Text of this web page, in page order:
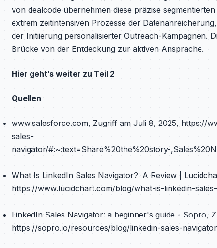
von dealcode übernehmen diese präzise
extrem zeitintensiven Prozesse der
der Initiierung personalisierter Outreach-Kampagnen.
Brücke von der Entdeckung zur aktiven Ansprache.
Hier geht’s weiter zu Teil 2
Quellen
www.salesforce.com, Zugriff am Juli 8, 2025, https://
sales-
navigator/#:~:text=Share%20the%20story-
What Is LinkedIn Sales Navigator?: A Review |
https://www.lucidchart.com/blog/what-is-linkedin-
LinkedIn Sales Navigator: a beginner's guide - Sopro,
https://sopro.io/resources/blog/linkedin-sales-